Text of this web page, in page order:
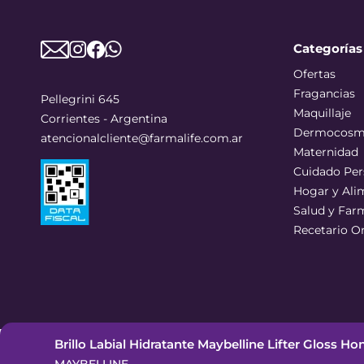
Brillo Labial Hidratante Maybelline Lifter Gloss
Pellegrini 645
Corrientes - Argentina
atencionalcliente@farmalife.com.ar
Categorías
Ofertas
Fragancias
Maquillaje
Maternidad
Cuidado
Hogar y
Salud y
Recetario
Todos los derechos reservados